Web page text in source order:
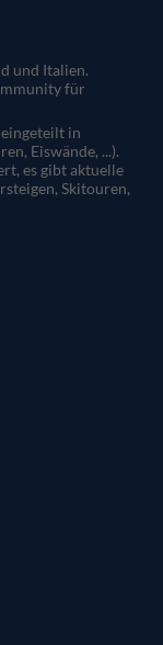
und Italien.
für
in
Eiswände, ...).
es gibt aktuelle
Skitouren,